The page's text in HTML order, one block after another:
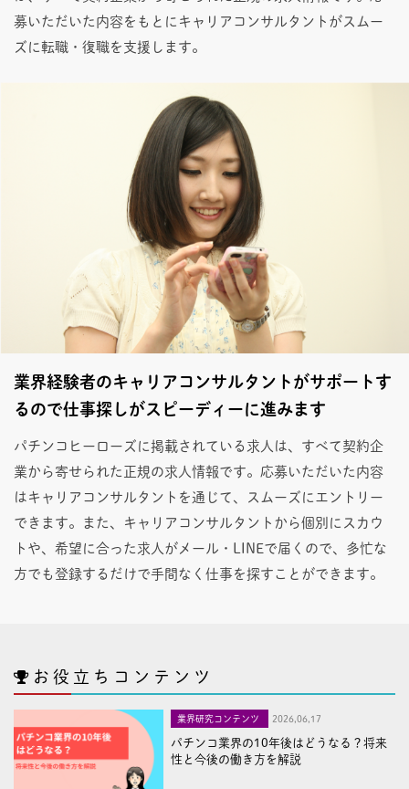
募いただいた内容をもとにキャリアコンサルタントがスムー
ズに転職・復職を支援します。
業界経験者のキャリアコンサルタントがサポートす
るので仕事探しがスピーディーに進みます
パチンコヒーローズに掲載されている求人は、すべて契約企
業から寄せられた正規の求人情報です。応募いただいた内容
はキャリアコンサルタントを通じて、スムーズにエントリー
できます。また、キャリアコンサルタントから個別にスカウ
トや、希望に合った求人がメール・LINEで届くので、多忙な
方でも登録するだけで手間なく仕事を探すことができます。
お役立ちコンテンツ
業界研究コンテンツ 2026,06,17
パチンコ業界の10年後はどうなる？将来
性と今後の働き方を解説